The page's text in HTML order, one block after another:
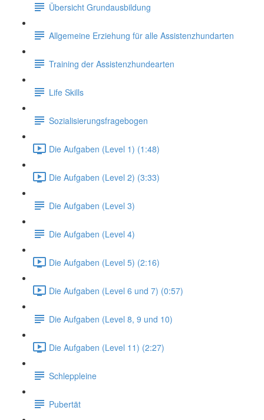
Übersicht Grundausbildung
Allgemeine Erziehung für alle Assistenzhundarten
Training der Assistenzhundearten
Life Skills
Sozialisierungsfragebogen
Die Aufgaben (Level 1) (1:48)
Die Aufgaben (Level 2) (3:33)
Die Aufgaben (Level 3)
Die Aufgaben (Level 4)
Die Aufgaben (Level 5) (2:16)
Die Aufgaben (Level 6 und 7) (0:57)
Die Aufgaben (Level 8, 9 und 10)
Die Aufgaben (Level 11) (2:27)
Schleppleine
Pubertät